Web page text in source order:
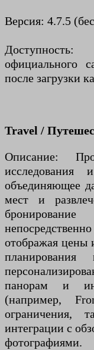
Версия: 4.7.5
официального
после загрузки
Travel /
Описание:
исследования
объединяющее
мест и
отображая цены
панорам и
(например,
ограничения,
интеграции с
фотографиями.